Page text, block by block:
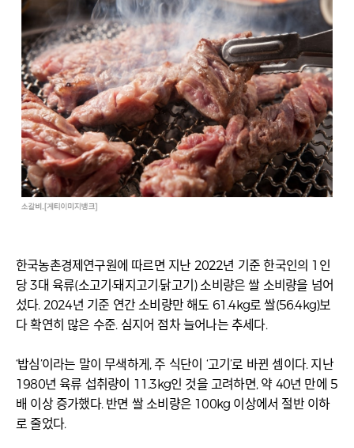
한국농촌경제연구원에 따르면 지난 2022년 기준 한국인의 1인
당 3대 육류(소고기·돼지고기·닭고기) 소비량은 쌀 소비량을 넘어
섰다. 2024년 기준 연간 소비량만 해도 61.4kg로 쌀(56.4kg)보
다 확연히 많은 수준. 심지어 점차 늘어나는 추세다.
‘밥심’이라는 말이 무색하게, 주 식단이 ‘고기’로 바뀐 셈이다. 지난
1980년 육류 섭취량이 11.3kg인 것을 고려하면, 약 40년 만에 5
배 이상 증가했다. 반면 쌀 소비량은 100kg 이상에서 절반 이하
로 줄었다.